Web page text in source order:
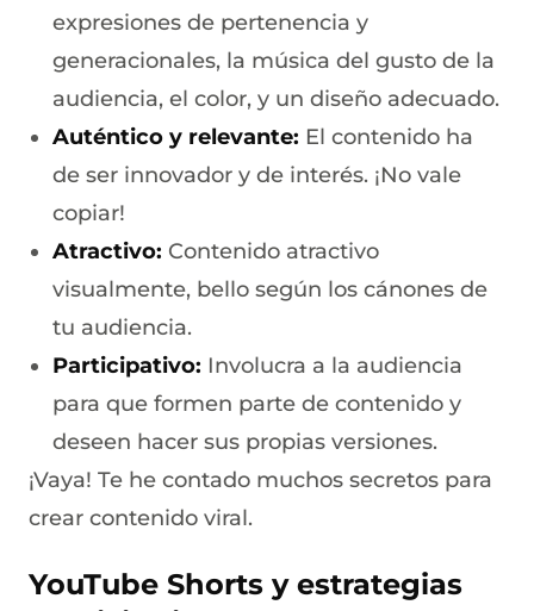
expresiones de pertenencia y
generacionales, la música del gusto de la
audiencia, el color, y un diseño adecuado.
Auténtico y relevante: El contenido ha
de ser innovador y de interés. ¡No vale
copiar!
Atractivo: Contenido atractivo
visualmente, bello según los cánones de
tu audiencia.
Participativo: Involucra a la audiencia
para que formen parte de contenido y
deseen hacer sus propias versiones.
¡Vaya! Te he contado muchos secretos para
crear contenido viral.
YouTube Shorts y estrategias